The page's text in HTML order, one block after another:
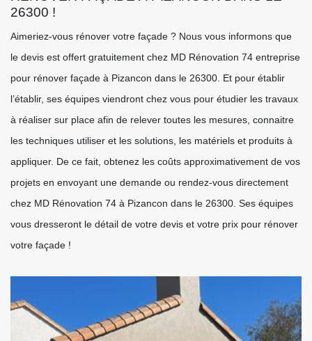
26300 !
Aimeriez-vous rénover votre façade ? Nous vous informons que
le devis est offert gratuitement chez MD Rénovation 74 entreprise
pour rénover façade à Pizancon dans le 26300. Et pour établir
l’établir, ses équipes viendront chez vous pour étudier les travaux
à réaliser sur place afin de relever toutes les mesures, connaitre
les techniques utiliser et les solutions, les matériels et produits à
appliquer. De ce fait, obtenez les coûts approximativement de vos
projets en envoyant une demande ou rendez-vous directement
chez MD Rénovation 74 à Pizancon dans le 26300. Ses équipes
vous dresseront le détail de votre devis et votre prix pour rénover
votre façade !